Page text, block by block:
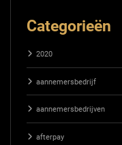
Categorieën
2020
aannemersbedrijf
aannemersbedrijven
afterpay